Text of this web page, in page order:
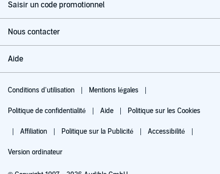
Saisir un code promotionnel
Nous contacter
Aide
Conditions d'utilisation Mentions légales
Politique de confidentialité Aide Politique sur les Cookies
Affiliation Politique sur la Publicité Accessibilité
Version ordinateur